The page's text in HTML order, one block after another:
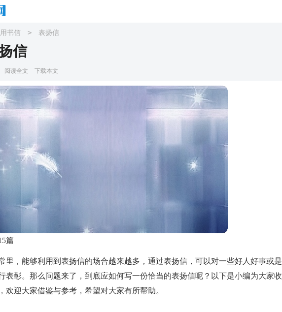
书信 > 表扬信
信
阅读全文 下载本文
篇
里，能够利用到表扬信的场合越来越多，通过表扬信，可以对一些好人好事或是
表彰。那么问题来了，到底应如何写一份恰当的表扬信呢？以下是小编为大家收
欢迎大家借鉴与参考，希望对大家有所帮助。